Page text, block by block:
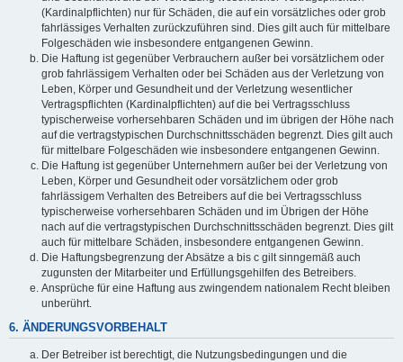
(Kardinalpflichten) nur für Schäden, die auf ein vorsätzliches oder grob
fahrlässiges Verhalten zurückzuführen sind. Dies gilt auch für mittelbare
Folgeschäden wie insbesondere entgangenen Gewinn.
Die Haftung ist gegenüber Verbrauchern außer bei vorsätzlichem oder
grob fahrlässigem Verhalten oder bei Schäden aus der Verletzung von
Leben, Körper und Gesundheit und der Verletzung wesentlicher
Vertragspflichten (Kardinalpflichten) auf die bei Vertragsschluss
typischerweise vorhersehbaren Schäden und im übrigen der Höhe nach
auf die vertragstypischen Durchschnittsschäden begrenzt. Dies gilt auch
für mittelbare Folgeschäden wie insbesondere entgangenen Gewinn.
Die Haftung ist gegenüber Unternehmern außer bei der Verletzung von
Leben, Körper und Gesundheit oder vorsätzlichem oder grob
fahrlässigem Verhalten des Betreibers auf die bei Vertragsschluss
typischerweise vorhersehbaren Schäden und im Übrigen der Höhe
nach auf die vertragstypischen Durchschnittsschäden begrenzt. Dies gilt
auch für mittelbare Schäden, insbesondere entgangenen Gewinn.
Die Haftungsbegrenzung der Absätze a bis c gilt sinngemäß auch
zugunsten der Mitarbeiter und Erfüllungsgehilfen des Betreibers.
Ansprüche für eine Haftung aus zwingendem nationalem Recht bleiben
unberührt.
6. ÄNDERUNGSVORBEHALT
Der Betreiber ist berechtigt, die Nutzungsbedingungen und die